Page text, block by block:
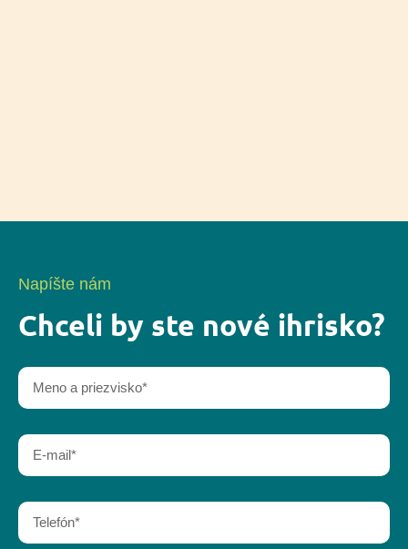
Napíšte nám
Chceli by ste nové ihrisko?